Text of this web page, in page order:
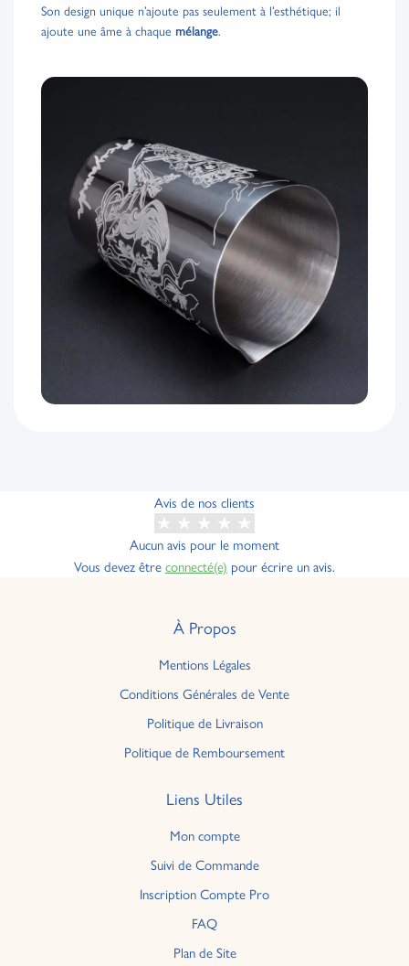
Son design unique n’ajoute pas seulement à l’esthétique; il
ajoute une âme à chaque mélange.
Avis de nos clients
Aucun avis pour le moment
Vous devez êtreconnecté(e) pour écrire un avis.
À Propos
Mentions Légales
Conditions Générales de Vente
Politique de Livraison
Politique de Remboursement
Liens Utiles
Mon compte
Suivi de Commande
Inscription Compte Pro
FAQ
Plan de Site